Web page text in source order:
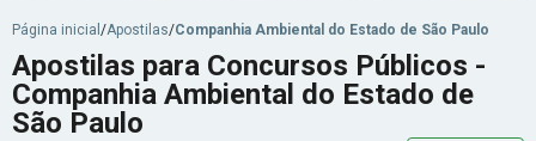
Página inicial /Apostilas/Companhia Ambiental do Estado de São Paulo
Apostilas para Concursos Públicos -
Companhia Ambiental do Estado de
São Paulo